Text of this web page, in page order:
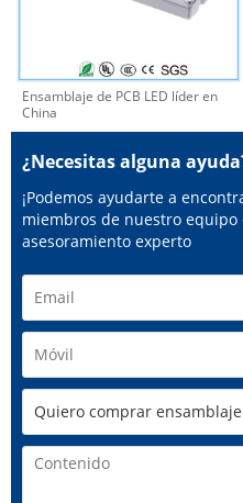
Ensamblaje de PCB LED líder en
China
¿Necesitas alguna
¡Podemos ayudarte a
miembros de nuestro equipo
asesoramiento experto